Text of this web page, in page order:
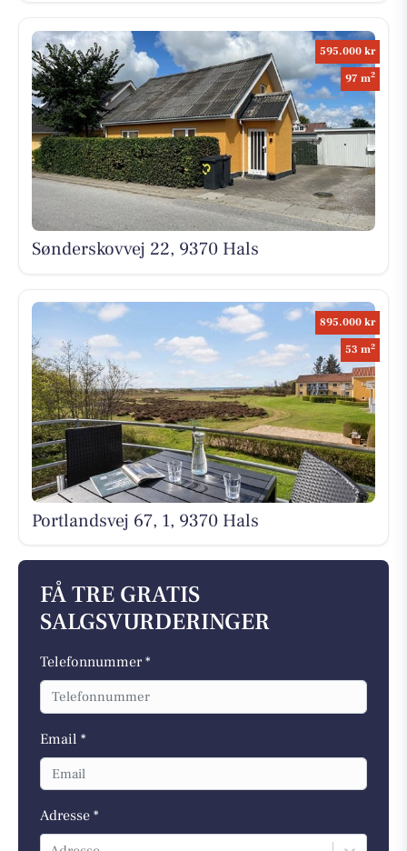
595.000 kr
97 m2
Sønderskovvej 22, 9370 Hals
895.000 kr
53 m2
Portlandsvej 67, 1, 9370 Hals
FÅ TRE GRATIS
SALGSVURDERINGER
Telefonnummer *
Email *
Adresse *